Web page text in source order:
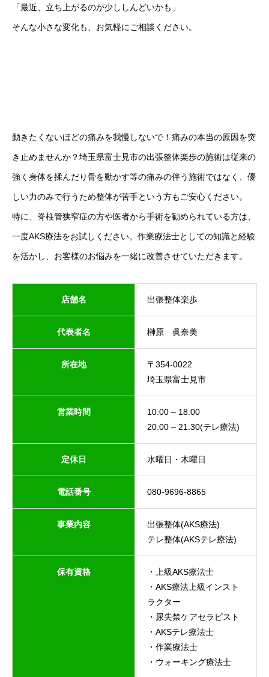
「最近、立ち上がるのが少ししんどいかも」
そんな小さな変化も、お気軽にご相談ください。
動きたくないほどの痛みを我慢しないで！痛みの本当の原因を突
き止めませんか？埼玉県富士見市の出張整体楽歩の施術は従来の
強く身体を揉んだり骨を動かす等の痛みの伴う施術ではなく、優
しい力のみで行うため整体が苦手という方もご安心ください。
特に、脊柱管狭窄症の方や医者から手術を勧められている方は、
一度AKS療法をお試しください。作業療法士としての知識と経験
を活かし、お客様のお悩みを一緒に改善させていただきます。
店舗名 出張整体楽歩
代表者名 榊原 眞奈美
所在地
〒354-0022
埼玉県富士見市
営業時間
10:00 – 18:00
20:00 – 21:30(テレ療法)
定休日 水曜日・木曜日
電話番号 080-9696-8865
事業内容
出張整体(AKS療法)
テレ整体(AKSテレ療法)
保有資格
・上級AKS療法士
・AKS療法上級インスト
ラクター
・尿失禁ケアセラピスト
・AKSテレ療法士
・作業療法士
・ウォーキング療法士